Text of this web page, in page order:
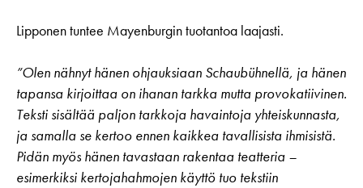
Lipponen tuntee Mayenburgin tuotantoa laajasti.
”Olen nähnyt hänen ohjauksiaan Schaubühnellä, ja hänen
tapansa kirjoittaa on ihanan tarkka mutta provokatiivinen.
Teksti sisältää paljon tarkkoja havaintoja yhteiskunnasta,
ja samalla se kertoo ennen kaikkea tavallisista ihmisistä.
Pidän myös hänen tavastaan rakentaa teatteria –
esimerkiksi kertojahahmojen käyttö tuo tekstiin